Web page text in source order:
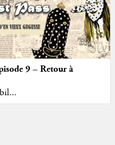
9 – Retour à